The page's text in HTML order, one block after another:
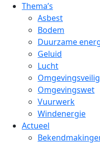
Thema’s
Asbest
Bodem
Duurzame
Geluid
Lucht
Omgevingswet
Vuurwerk
Windenergie
Actueel